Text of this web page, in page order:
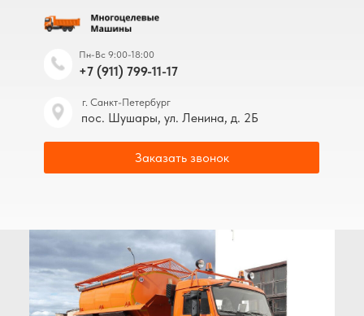
+7 (911) 799-11-17
Пн-Вс 9:00-18:00
Заказать звонок
пос. Шушары, ул. Ленина, д. 2Б
г. Санкт-Петербург